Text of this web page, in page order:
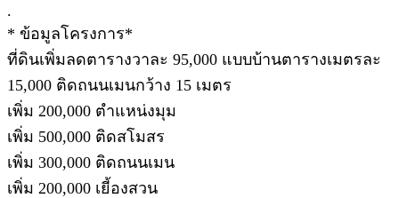
.
* ข้อมูลโครงการ*
ที่ดินเพิ่มลดตารางวาละ 95,000 แบบบ้านตารางเมตรละ
15,000 ติดถนนเมนกว้าง 15 เมตร
เพิ่ม 200,000 ตำแหน่งมุม
เพิ่ม 500,000 ติดสโมสร
เพิ่ม 300,000 ติดถนนเมน
เพิ่ม 200,000 เยี้องสวน